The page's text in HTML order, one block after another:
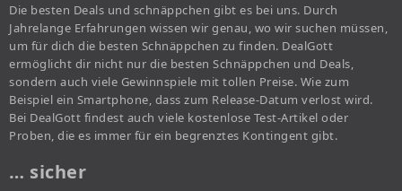
Die besten Deals und schnäppchen gibt es bei uns. Durch
Jahrelange Erfahrungen wissen wir genau, wo wir suchen müssen,
um für dich die besten Schnäppchen zu finden. DealGott
ermöglicht dir nicht nur die besten Schnäppchen und Deals,
sondern auch viele Gewinnspiele mit tollen Preise. Wie zum
Beispiel ein Smartphone, dass zum Release-Datum verlost wird.
Bei DealGott findest auch viele kostenlose Test-Artikel oder
Proben, die es immer für ein begrenztes Kontingent gibt.
… sicher